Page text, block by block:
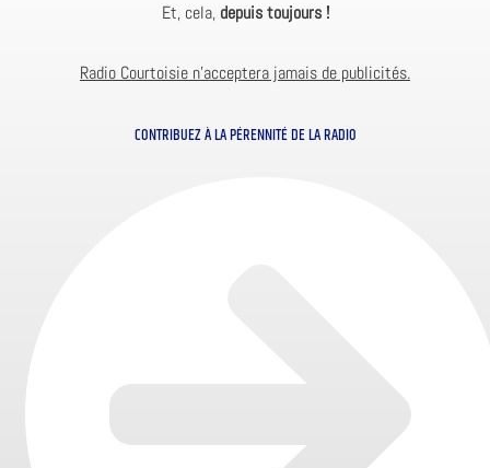
Et, cela, depuis toujours !
Radio Courtoisie n’acceptera jamais de publicités.
CONTRIBUEZ À LA PÉRENNITÉ DE LA RADIO